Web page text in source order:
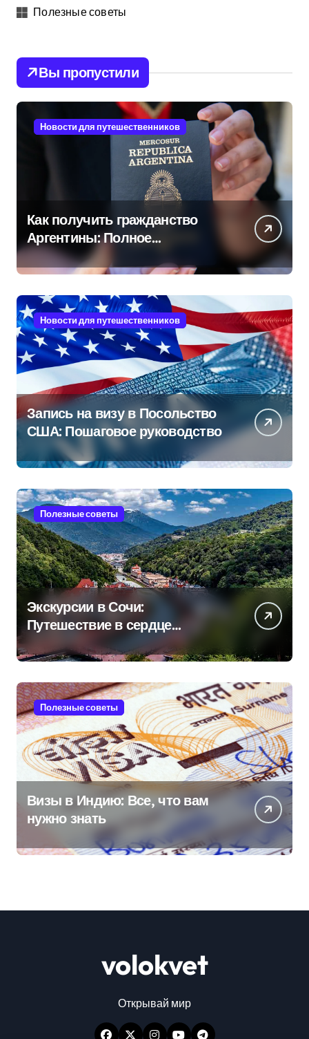
Полезные советы
Вы пропустили
Новости для путешественников
Как получить гражданство
Аргентины: Полное
руководство
Новости для путешественников
Запись на визу в Посольство
США: Пошаговое руководство
Полезные советы
Экскурсии в Сочи:
Путешествие в сердце
Черноморского курорта
Полезные советы
Визы в Индию: Все, что вам
нужно знать
volokvet
Открывай мир